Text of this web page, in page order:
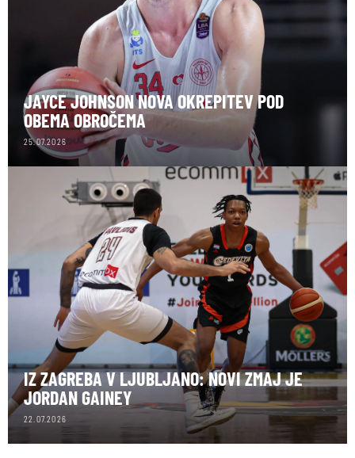
JAYCE JOHNSON NOVA OKREPITEV POD
OBEMA OBROČEMA
25.07.2026
IZ ZAGREBA V LJUBLJANO: NOVI ZMAJ JE
JORDAN GAINEY
22.07.2026